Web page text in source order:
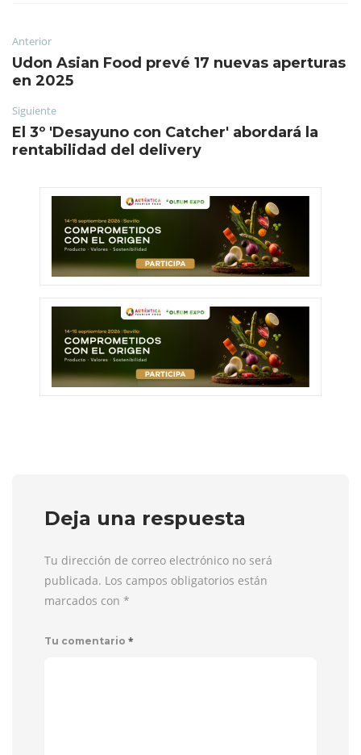
Anterior
Udon Asian Food prevé 17 nuevas aperturas
en 2025
Siguiente
El 3º 'Desayuno con Catcher' abordará la
rentabilidad del delivery
Deja una respuesta
Tu dirección de correo electrónico no será
publicada. Los campos obligatorios están
marcados con *
Tu comentario *